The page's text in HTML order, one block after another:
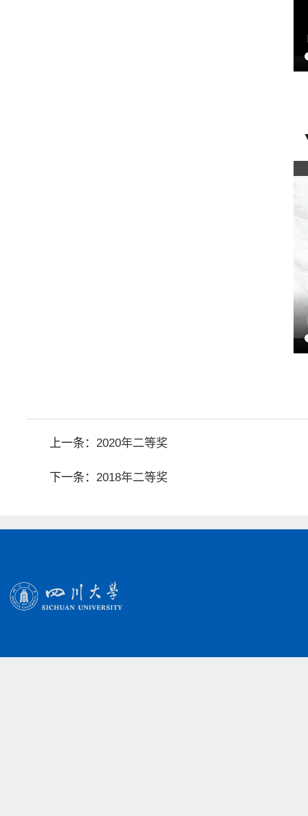
上一条： 2020年二等奖
下一条： 2018年二等奖